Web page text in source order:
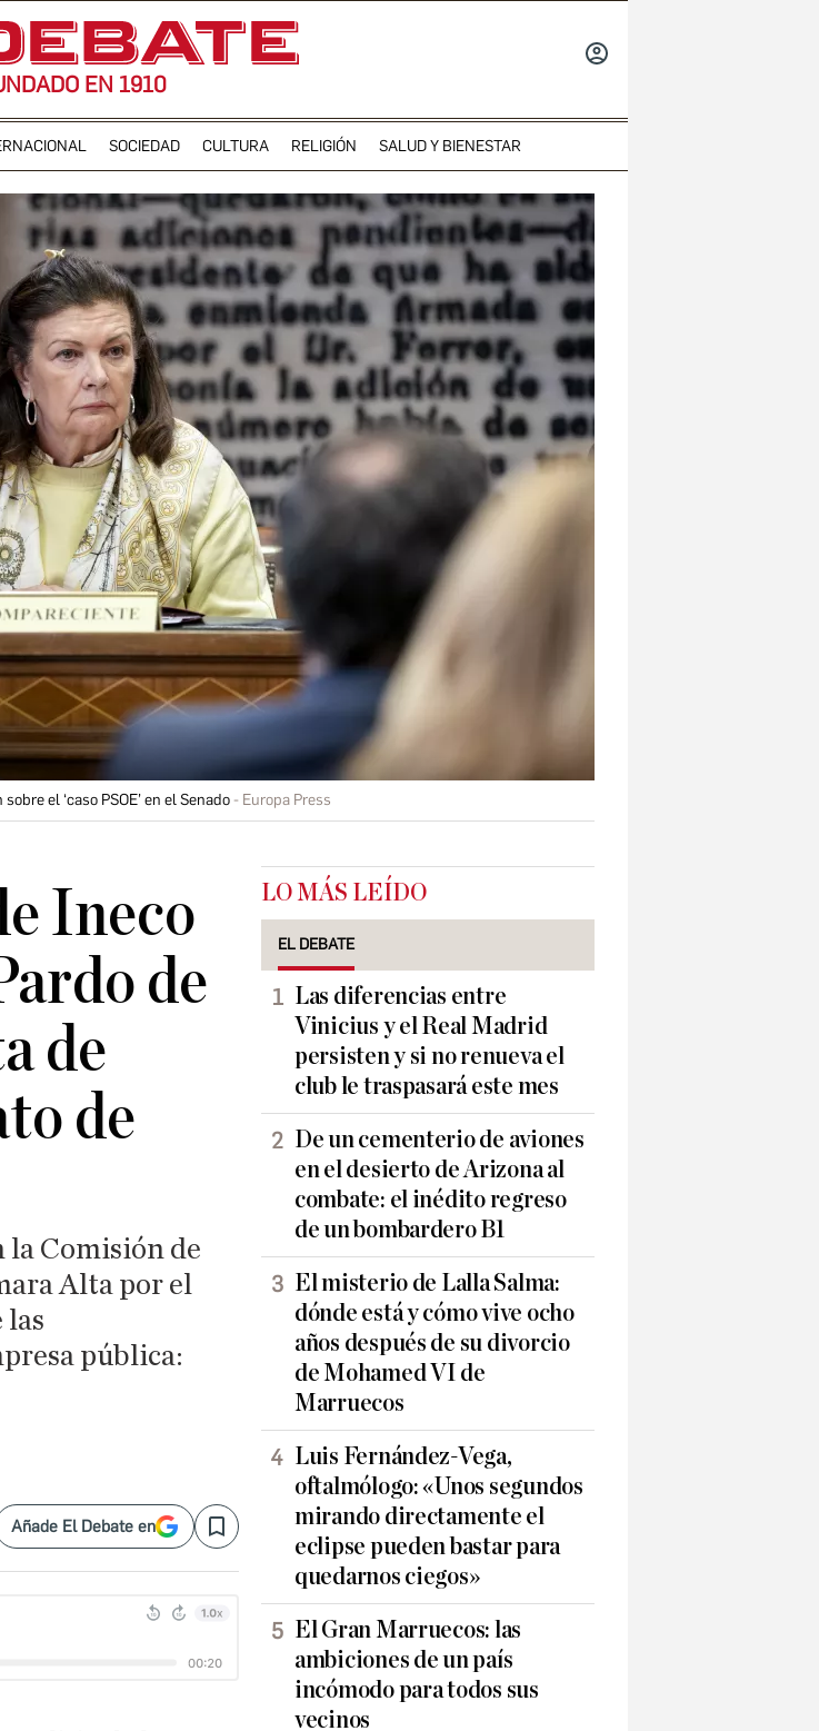
EN 1910
SOCIEDAD CULTURA RELIGIÓN SALUD Y BIENESTAR
el ‘caso PSOE’ en el Senado Europa Press
Ineco
de
de
de
la Comisión de
Alta por el
las
pública:
Añade El Debate en Save
LO MÁS LEÍDO
EL DEBATE
Las diferencias entre
Vinicius y el Real Madrid
persisten y si no renueva el
club le traspasará este mes
De un cementerio de aviones
en el desierto de Arizona al
combate: el inédito regreso
de un bombardero B1
El misterio de Lalla Salma:
dónde está y cómo vive ocho
años después de su divorcio
de Mohamed VI de
Marruecos
Luis Fernández-Vega,
oftalmólogo: «Unos segundos
mirando directamente el
eclipse pueden bastar para
quedarnos ciegos»
El Gran Marruecos: las
ambiciones de un país
incómodo para todos sus
vecinos